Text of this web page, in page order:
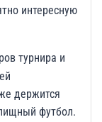
интересную
турнира и
держится
футбол.